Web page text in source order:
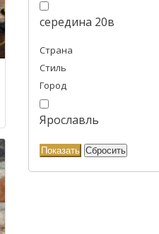
середина 20в
Страна
Стиль
Город
Ярославль